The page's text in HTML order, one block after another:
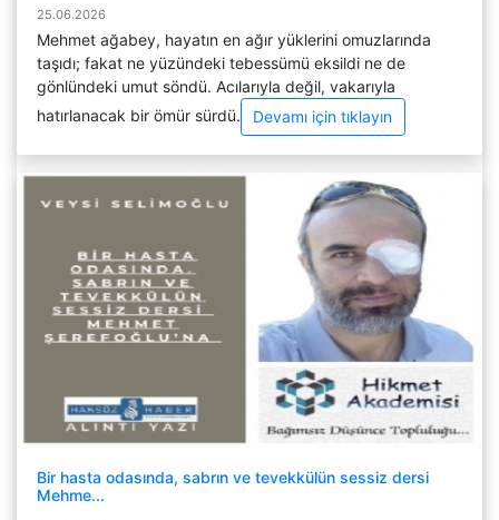
25.06.2026
Mehmet ağabey, hayatın en ağır yüklerini omuzlarında
taşıdı; fakat ne yüzündeki tebessümü eksildi ne de
gönlündeki umut söndü. Acılarıyla değil, vakarıyla
hatırlanacak bir ömür sürdü.
Devamı için tıklayın
Bir hasta odasında, sabrın ve tevekkülün sessiz dersi
Mehme...